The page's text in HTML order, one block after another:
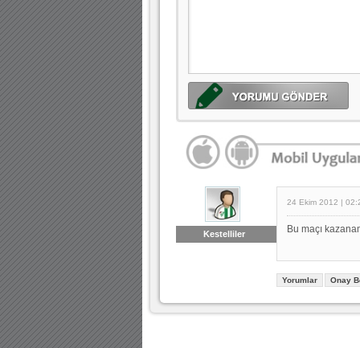
Kestelliler
24 Ekim 2012 |
Bu maçı
Yorumlar Onay